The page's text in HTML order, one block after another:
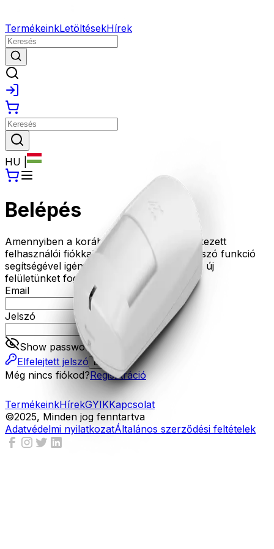
TermékeinkLetöltésekHírek
HU
Belépés
Amennyiben a korábbi oldalunkon rendelkezett
felhasználói fiókkal, kérjük az Elfelejtett jelszó funkció
segítségével igényeljen új jelszót, amivel az új
felületünket fogja tudni használni.
Email
Jelszó
Show password
Elfelejtett jelszó Belépés
Még nincs fiókod?Regisztráció
TermékeinkHírekGYIKKapcsolat
©2025, Minden jog fenntartva
Adatvédelmi nyilatkozatÁltalános szerződési feltételek